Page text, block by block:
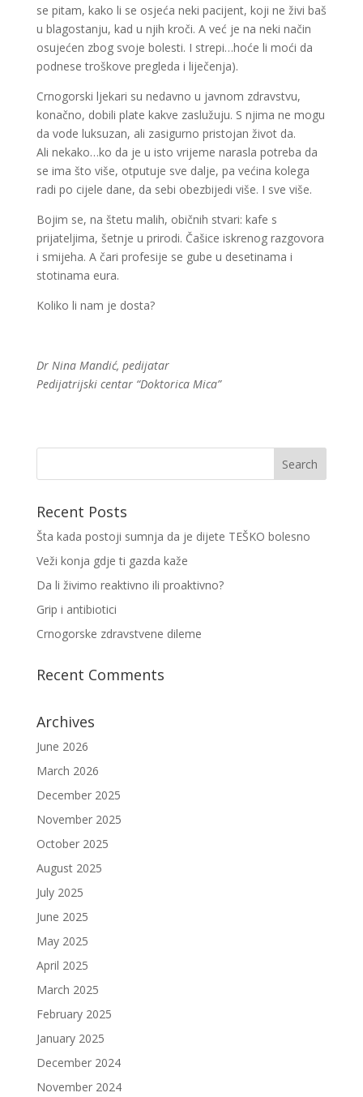
se pitam, kako li se osjeća neki pacijent, koji ne živi baš
u blagostanju, kad u njih kroči. A već je na neki način
osujećen zbog svoje bolesti. I strepi…hoće li moći da
podnese troškove pregleda i liječenja).
Crnogorski ljekari su nedavno u javnom zdravstvu,
konačno, dobili plate kakve zaslužuju. S njima ne mogu
da vode luksuzan, ali zasigurno pristojan život da.
Ali nekako…ko da je u isto vrijeme narasla potreba da
se ima što više, otputuje sve dalje, pa većina kolega
radi po cijele dane, da sebi obezbijedi više. I sve više.
Bojim se, na štetu malih, običnih stvari: kafe s
prijateljima, šetnje u prirodi. Čašice iskrenog razgovora
i smijeha. A čari profesije se gube u desetinama i
stotinama eura.
Koliko li nam je dosta?
Dr Nina Mandić, pedijatar
Pedijatrijski centar “Doktorica Mica”
Recent Posts
Šta kada postoji sumnja da je dijete TEŠKO bolesno
Veži konja gdje ti gazda kaže
Da li živimo reaktivno ili proaktivno?
Grip i antibiotici
Crnogorske zdravstvene dileme
Recent Comments
Archives
June 2026
March 2026
December 2025
November 2025
October 2025
August 2025
July 2025
June 2025
May 2025
April 2025
March 2025
February 2025
January 2025
December 2024
November 2024